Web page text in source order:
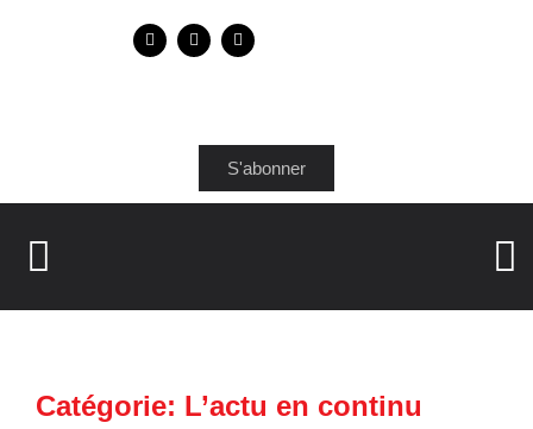
S'abonner
Catégorie: L’actu en continu